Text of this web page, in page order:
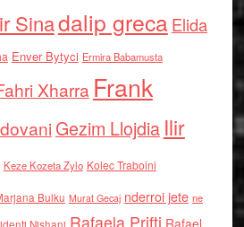
Sinadalip grecaElida
Enver Bytyci Ermira Babamusta
Xharra Frank
Gezim Llojdia Ilir
Keze Kozeta Zylo Kolec Traboini
Bulku Murat Gecaj nderroi jete ne
Rafaela Prifti Rafael